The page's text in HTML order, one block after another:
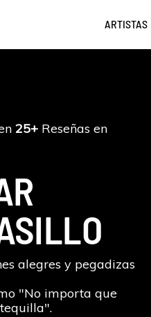
ARTISTAS
25+ Reseñas en
alegres y pegadizas
"No importa que